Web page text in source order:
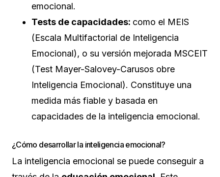
emocional.
Tests de capacidades: como el MEIS
(Escala Multifactorial de Inteligencia
Emocional), o su versión mejorada MSCEIT
(Test Mayer-Salovey-Carusos obre
Inteligencia Emocional). Constituye una
medida más fiable y basada en
capacidades de la inteligencia emocional.
¿Cómo desarrollar la inteligencia emocional?
La inteligencia emocional se puede conseguir a